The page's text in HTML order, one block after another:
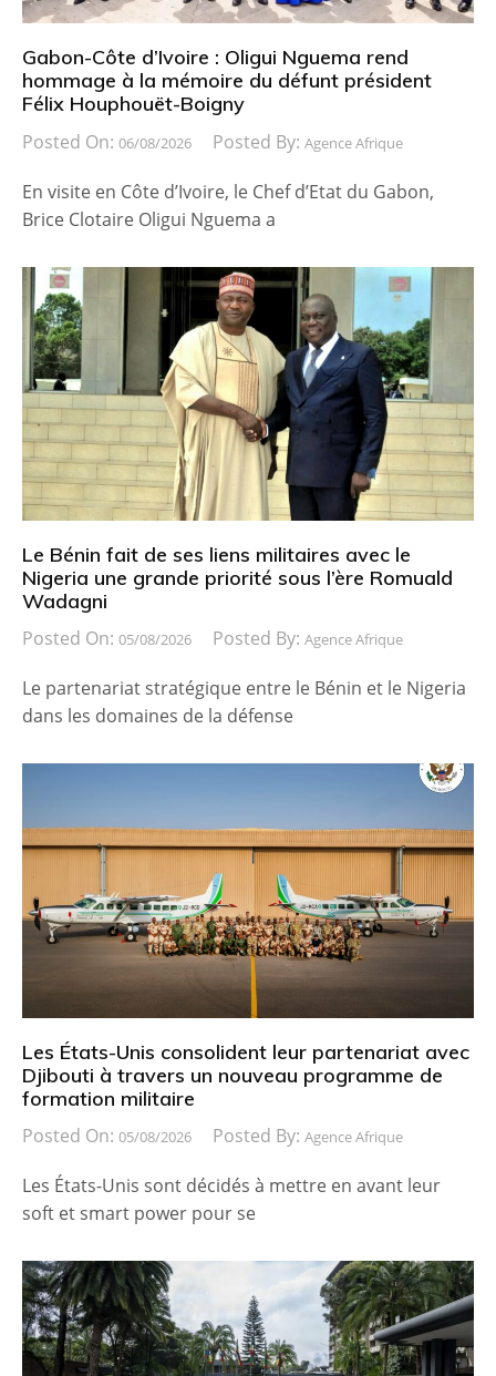
Gabon-Côte d’Ivoire : Oligui Nguema rend
hommage à la mémoire du défunt président
Félix Houphouët-Boigny
Posted On: 06/08/2026 Posted By: Agence Afrique
En visite en Côte d’Ivoire, le Chef d’Etat du Gabon,
Brice Clotaire Oligui Nguema a
Le Bénin fait de ses liens militaires avec le
Nigeria une grande priorité sous l’ère Romuald
Wadagni
Posted On: 05/08/2026 Posted By: Agence Afrique
Le partenariat stratégique entre le Bénin et le Nigeria
dans les domaines de la défense
Les États-Unis consolident leur partenariat avec
Djibouti à travers un nouveau programme de
formation militaire
Posted On: 05/08/2026 Posted By: Agence Afrique
Les États-Unis sont décidés à mettre en avant leur
soft et smart power pour se